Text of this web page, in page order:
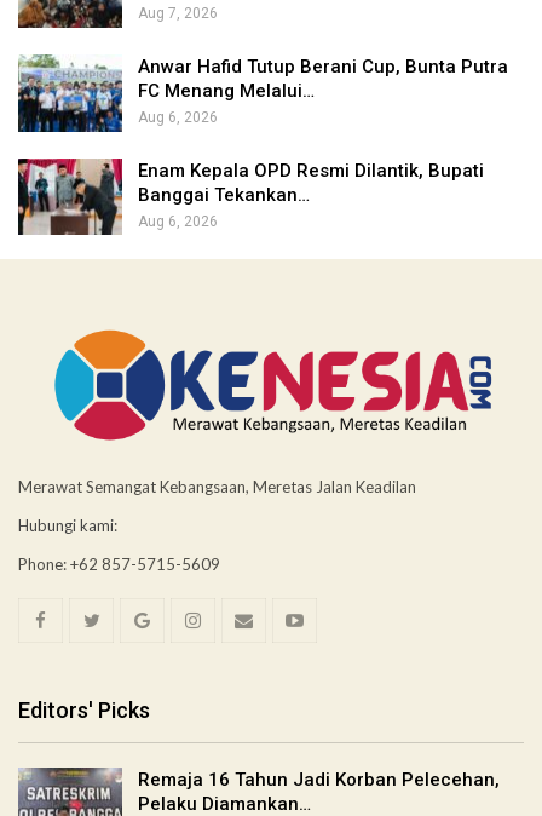
Aug 7, 2026
Anwar Hafid Tutup Berani Cup, Bunta Putra
FC Menang Melalui…
Aug 6, 2026
Enam Kepala OPD Resmi Dilantik, Bupati
Banggai Tekankan…
Aug 6, 2026
Merawat Semangat Kebangsaan, Meretas Jalan Keadilan
Hubungi kami:
Phone: +62 857-5715-5609
Editors' Picks
Remaja 16 Tahun Jadi Korban Pelecehan,
Pelaku Diamankan…